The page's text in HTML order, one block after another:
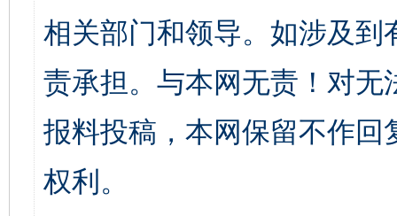
相关部门和领导。如涉及
责承担。与本网无责！对
报料投稿，本网保留不作
权利。